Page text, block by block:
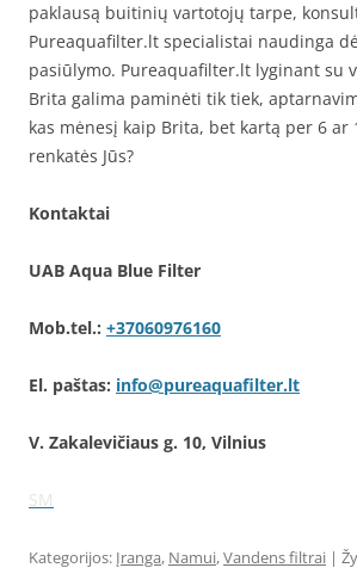
paklausą buitinių vartotojų tarpe,
Pureaquafilter.lt specialistai naudinga
pasiūlymo. Pureaquafilter.lt lyginant su
Brita galima paminėti tik tiek,
kas mėnesį kaip Brita, bet kartą per 6 ar
renkatės Jūs?
Kontaktai
UAB Aqua Blue Filter
Mob.tel.: +37060976160
El. paštas: info@pureaquafilter.lt
V. Zakalevičiaus g. 10, Vilnius
SM
Kategorijos: Įranga, Namui,Vandens filtrai |